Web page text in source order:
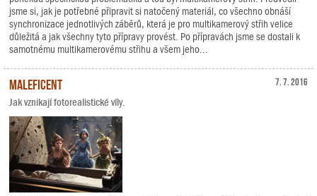
jsme si, jak je potřebné připravit si natočený materiál, co všechno obnáší
synchronizace jednotlivých záběrů, která je pro multikamerový střih velice
důležitá a jak všechny tyto přípravy provést. Po přípravách jsme se dostali k
samotnému multikamerovému střihu a všem jeho...
7. 7. 2016
Maleficent
Jak vznikají fotorealistické víly.